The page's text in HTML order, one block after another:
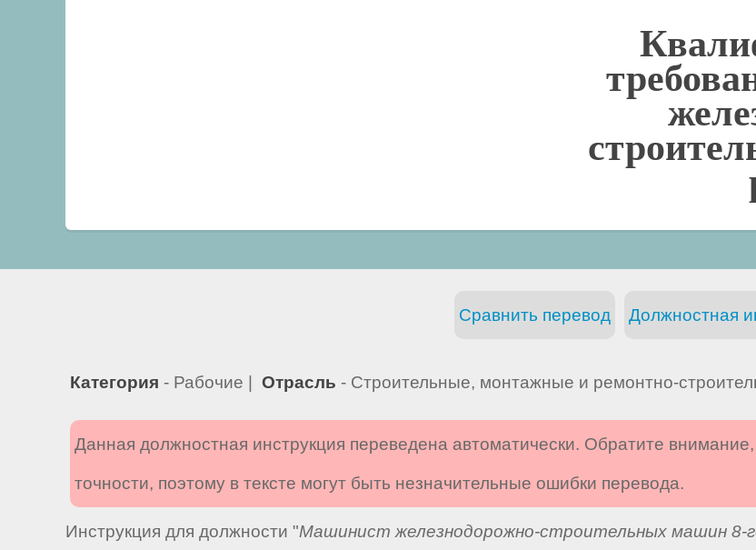
Должностная
Сравнить перевод
Категория - Рабочие | Отрасль - Строительные, монтажные и ремонтно-
Данная должностная инструкция переведена автоматически. Обратите
точности, поэтому в тексте могут быть незначительные ошибки перевода.
Инструкция для должности "Машинист железнодорожно-строительных машин 8-